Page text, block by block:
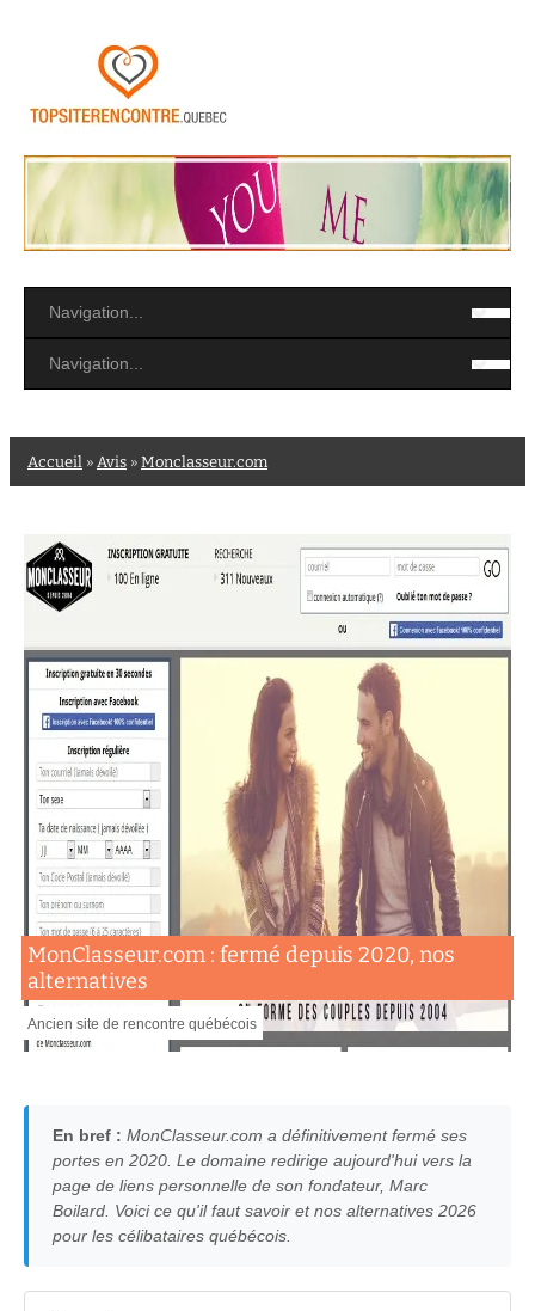
Accueil » Avis » Monclasseur.com
MonClasseur.com : fermé depuis 2020, nos
alternatives
Ancien site de rencontre québécois
En bref : MonClasseur.com a définitivement fermé ses
portes en 2020. Le domaine redirige aujourd'hui vers la
page de liens personnelle de son fondateur, Marc
Boilard. Voici ce qu'il faut savoir et nos alternatives 2026
pour les célibataires québécois.